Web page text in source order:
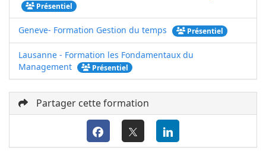
Présentiel
Geneve- Formation Gestion du temps Présentiel
Lausanne - Formation les Fondamentaux du
Management
Présentiel
Partager cette formation